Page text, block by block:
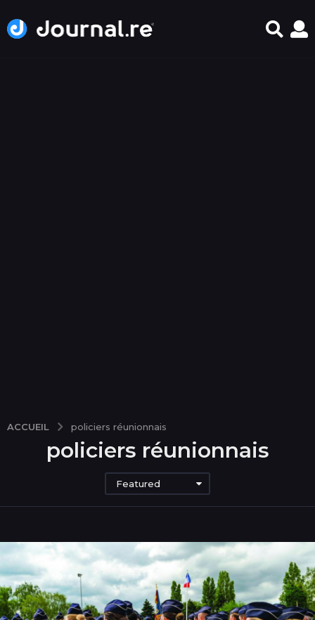
ACCUEIL policiers réunionnais
policiers réunionnais
Featured